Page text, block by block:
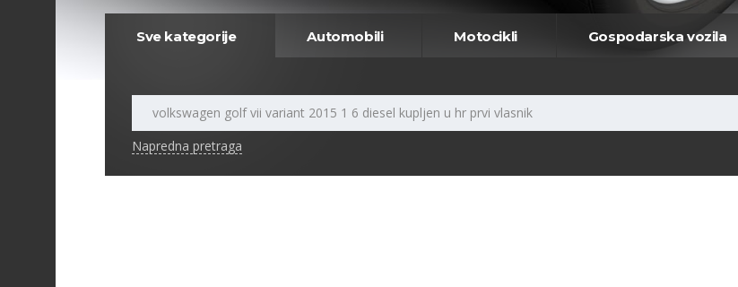
Sve kategorije Automobili Motocikli Gospodarska vozila
Napredna pretraga